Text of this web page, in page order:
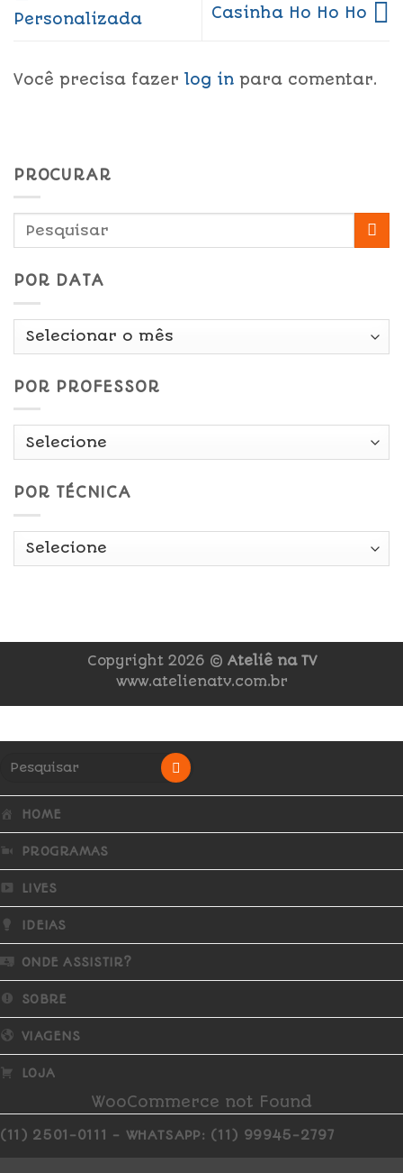
Personalizada
Casinha Ho Ho Ho
Você precisa fazer log in para comentar.
PROCURAR
POR DATA
Por
POR PROFESSOR
POR TÉCNICA
Copyright 2026 © Ateliê na TV
www.atelienatv.com.br
HOME
PROGRAMAS
LIVES
IDEIAS
ONDE ASSISTIR?
SOBRE
VIAGENS
LOJA
WooCommerce not Found
(11) 2501-0111 - WHATSAPP: (11) 99945-2797